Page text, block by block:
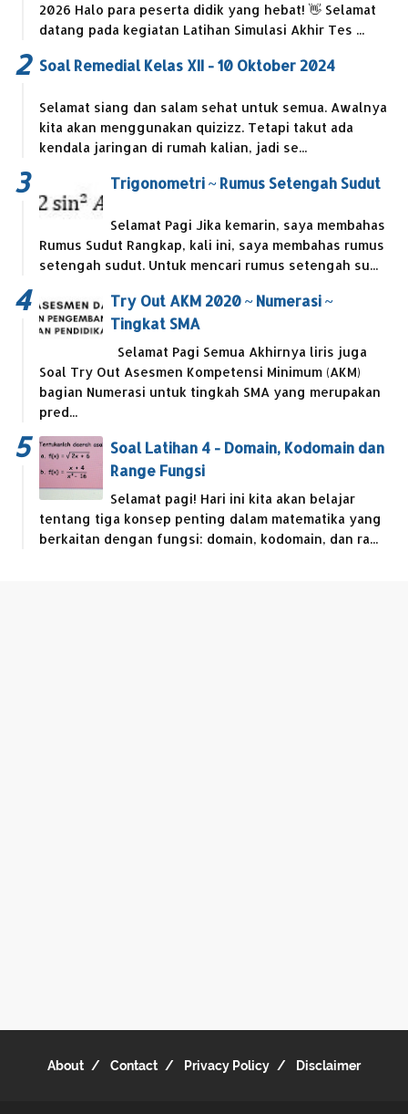
2026 Halo para peserta didik yang hebat! 👋 Selamat
datang pada kegiatan Latihan Simulasi Akhir Tes ...
Soal Remedial Kelas XII - 10 Oktober 2024
Selamat siang dan salam sehat untuk semua. Awalnya
kita akan menggunakan quizizz. Tetapi takut ada
kendala jaringan di rumah kalian, jadi se...
Trigonometri ~ Rumus Setengah Sudut
Selamat Pagi Jika kemarin, saya membahas
Rumus Sudut Rangkap, kali ini, saya membahas rumus
setengah sudut. Untuk mencari rumus setengah su...
Try Out AKM 2020 ~ Numerasi ~
Tingkat SMA
Selamat Pagi Semua Akhirnya liris juga
Soal Try Out Asesmen Kompetensi Minimum (AKM)
bagian Numerasi untuk tingkah SMA yang merupakan
pred...
Soal Latihan 4 - Domain, Kodomain dan
Range Fungsi
Selamat pagi! Hari ini kita akan belajar
tentang tiga konsep penting dalam matematika yang
berkaitan dengan fungsi: domain, kodomain, dan ra...
About Contact Privacy Policy Disclaimer